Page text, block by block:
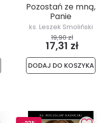
Pozostań ze mną,
Panie
ks. Leszek Smoliński
19,90 zł
17,31 zł
DODAJ DO KOSZYKA